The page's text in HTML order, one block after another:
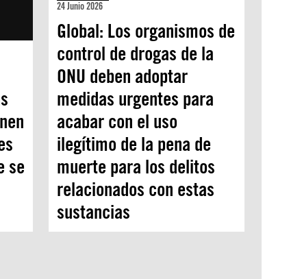
se
24 Junio 2026
Global: Los organismos de
control de drogas de la
ONU deben adoptar
medidas urgentes para
acabar con el uso
ilegítimo de la pena de
muerte para los delitos
relacionados con estas
sustancias